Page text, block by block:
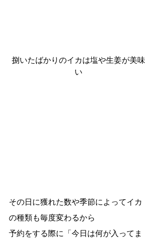
捌いたばかりのイカは塩や生姜が美味
い
その日に獲れた数や季節によってイカ
の種類も毎度変わるから
予約をする際に「今日は何が入ってま